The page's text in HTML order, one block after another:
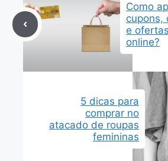
Como
cupons,
e
online?
5 dicas para
comprar no
atacado de roupas
femininas